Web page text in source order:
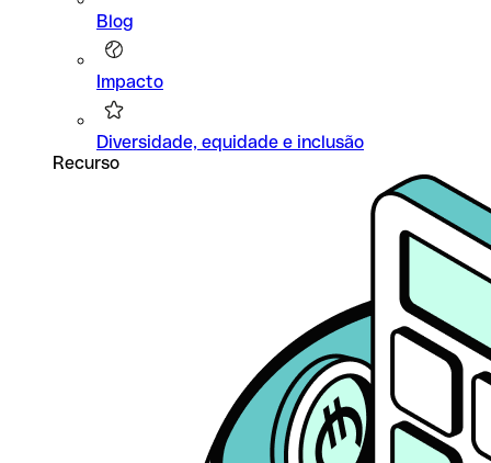
Blog
Impacto
Diversidade, equidade e inclusão
Recurso